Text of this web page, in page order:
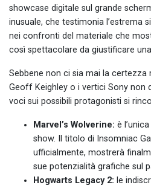
showcase digitale sul grande
inusuale, che testimonia l’estrema
nei confronti del materiale che
così spettacolare da giustificare
Sebbene non ci sia mai la
Geoff Keighley o i vertici Sony non
voci sui possibili protagonisti si
Marvel’s Wolverine: è
show. Il titolo di Insomniac
ufficialmente, mostrerà
sue potenzialità grafiche sul
Hogwarts Legacy 2: le